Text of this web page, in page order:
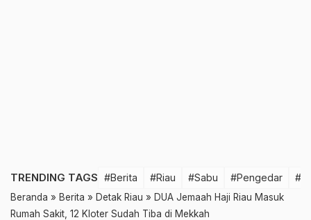
TRENDING TAGS #Berita #Riau #Sabu #Pengedar
Beranda » Berita » Detak Riau » DUA Jemaah Haji Riau Masuk
Rumah Sakit, 12 Kloter Sudah Tiba di Mekkah